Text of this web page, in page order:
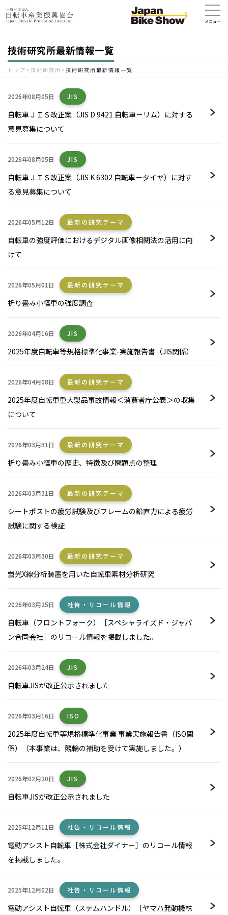
技術研究所最新情報一覧
トップ > 技術研究所 > 技術研究所最新情報一覧
2026年08月05日 JIS
自転車ＪＩＳ改正案（JIS D 9421 自転車－リム）に対する
意見募集について
2026年08月05日 JIS
自転車ＪＩＳ改正案（JIS K 6302 自転車－タイヤ）に対す
る意見募集について
2026年05月12日 最新の研究テーマ
自転車の強度評価におけるデジタル画像相関法の活用に向
けて
2026年05月01日 最新の研究テーマ
折り畳み小径車の強度調査
2026年04月16日 JIS
2025年度自転車等規格標準化事業-実施報告書（JIS関係）
2026年04月08日 最新の研究テーマ
2025年度自転車重大製品事故情報＜消費者庁公表＞の収集
について
2026年03月31日 最新の研究テーマ
折り畳み小径車の歴史、特徴及び問題点の整理
2026年03月31日 最新の研究テーマ
シートポストの疲労試験及びフレームの鉛直力による疲労
試験に関する検証
2026年03月30日 最新の研究テーマ
蛍光X線分析装置を用いた自転車素材分析研究
2026年03月25日 社告・リコール情報
自転車（フロントフォーク）［スペシャライズド・ジャパ
ン合同会社］のリコール情報を掲載しました。
2026年03月24日 JIS
自転車JISが改正公示されました
2026年03月16日 ISO
2025年度自転車等規格標準化事業 事業実施報告書（ISO関
係）（本事業は、競輪の補助を受けて実施しました。）
2026年02月20日 JIS
自転車JISが改正公示されました
2025年12月11日 社告・リコール情報
電動アシスト自転車［株式会社ダイナー］のリコール情報
を掲載しました。
2025年12月02日 社告・リコール情報
電動アシスト自転車（ステムハンドル）［ヤマハ発動機株